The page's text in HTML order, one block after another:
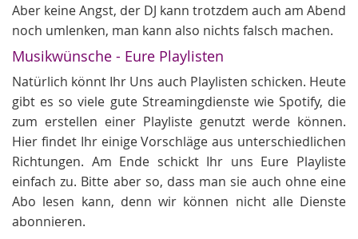
Aber keine Angst, der DJ kann trotzdem auch am Abend
noch umlenken, man kann also nichts falsch machen.
Musikwünsche - Eure Playlisten
Natürlich könnt Ihr Uns auch Playlisten schicken. Heute
gibt es so viele gute Streamingdienste wie Spotify, die
zum erstellen einer Playliste genutzt werde können.
Hier findet Ihr einige Vorschläge aus unterschiedlichen
Richtungen. Am Ende schickt Ihr uns Eure Playliste
einfach zu. Bitte aber so, dass man sie auch ohne eine
Abo lesen kann, denn wir können nicht alle Dienste
abonnieren.